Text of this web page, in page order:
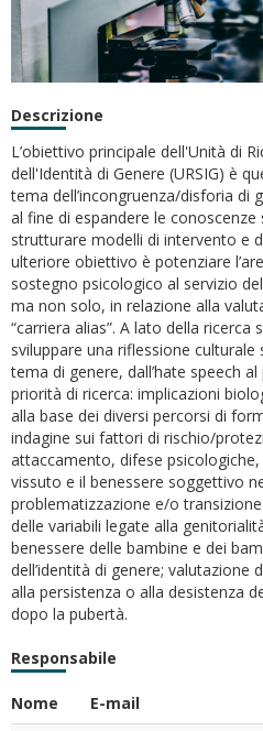
Descrizione
L’obiettivo principale dell'Unità di
dell'Identità di Genere (URSIG) è
tema dell’incongruenza/disforia di
al fine di espandere le
strutturare modelli di intervento e
ulteriore obiettivo è potenziare
sostegno psicologico al servizio
ma non solo, in relazione alla
“carriera alias”. A lato della ricerca
sviluppare una riflessione culturale
tema di genere, dall’hate speech
priorità di ricerca: implicazioni
alla base dei diversi percorsi di
indagine sui fattori di rischio/
attaccamento, difese
vissuto e il benessere soggettivo
problematizzazione e/o
delle variabili legate alla
benessere delle bambine e dei
dell’identità di genere;
alla persistenza o alla desistenza
dopo la pubertà.
Responsabile
Nome E-mail